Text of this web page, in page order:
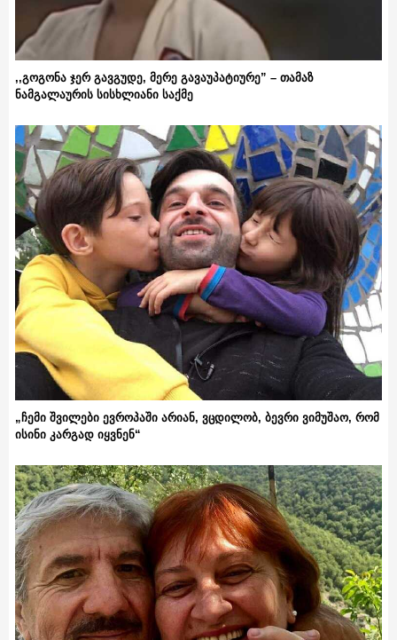
,,გოგონა ჯერ გავგუდე, მერე გავაუპატიურე” – თამაზ
ნამგალაურის სისხლიანი საქმე
„ჩემი შვილები ევროპაში არიან, ვცდილობ, ბევრი ვიმუშაო, რომ
ისინი კარგად იყვნენ“